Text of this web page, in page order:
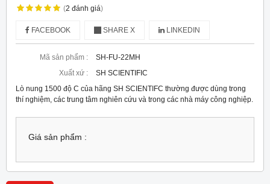
(2 đánh giá)
FACEBOOK SHARE X LINKEDIN
Mã sản phẩm :
SH-FU-22MH
Xuất xứ :
SH SCIENTIFIC
Lò nung 1500 độ C của hãng SH SCIENTIFC thường được dùng trong
thí nghiệm, các trung tâm nghiên cứu và trong các nhà máy công nghiệp.
Giá sản phẩm :